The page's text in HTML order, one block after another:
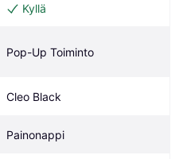
Kyllä
Pop-Up Toiminto
Cleo Black
Painonappi